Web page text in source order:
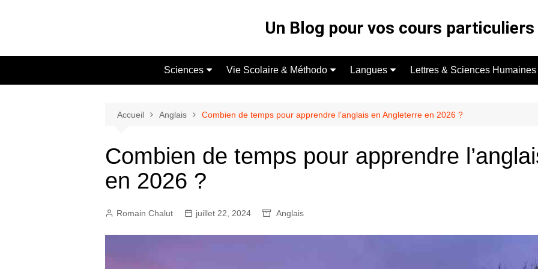
Un Blog pour vos cours particuliers
Sciences
Physique-Chimie
Vie Scolaire & Méthodo
Cours Particuliers
Langues
Anglais
Lettres & Sciences Humaines
Philosophie
Accueil Anglais Combien de temps pour apprendre l’anglais en Angleterre en 2026 ?
Combien de temps pour apprendre
en 2026 ?
Romain Chalut juillet 22, 2024 Anglais